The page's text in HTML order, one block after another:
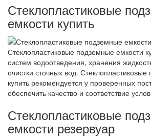
Стеклопластиковые
емкости купить
Стеклопластиковые подземные емкости
систем водоотведения, хранения
очистки сточных вод.
купить рекомендуется у проверенных
обеспечить качество и соответствие
Стеклопластиковые
емкости резервуар